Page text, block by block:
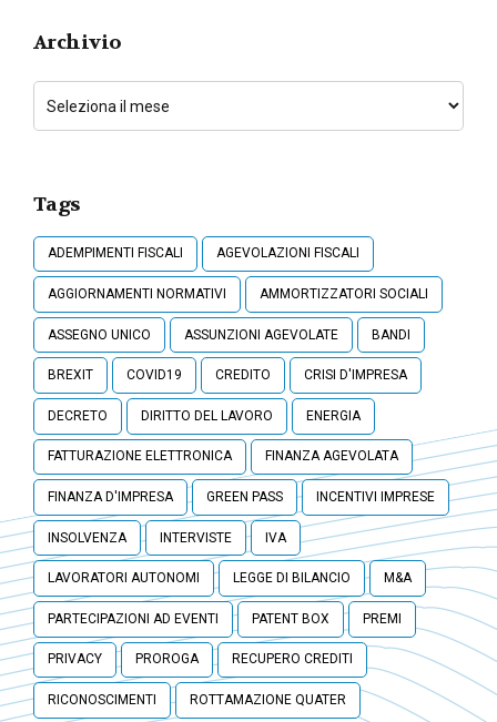
Archivio
Tags
ADEMPIMENTI FISCALI AGEVOLAZIONI FISCALI
AGGIORNAMENTI NORMATIVI AMMORTIZZATORI SOCIALI
ASSEGNO UNICO ASSUNZIONI AGEVOLATE BANDI
BREXIT COVID19 CREDITO CRISI D'IMPRESA
DECRETO DIRITTO DEL LAVORO ENERGIA
FATTURAZIONE ELETTRONICA FINANZA AGEVOLATA
FINANZA D'IMPRESA GREEN PASS INCENTIVI IMPRESE
INSOLVENZA INTERVISTE IVA
LAVORATORI AUTONOMI LEGGE DI BILANCIO M&A
PARTECIPAZIONI AD EVENTI PATENT BOX PREMI
PRIVACY PROROGA RECUPERO CREDITI
RICONOSCIMENTI ROTTAMAZIONE QUATER